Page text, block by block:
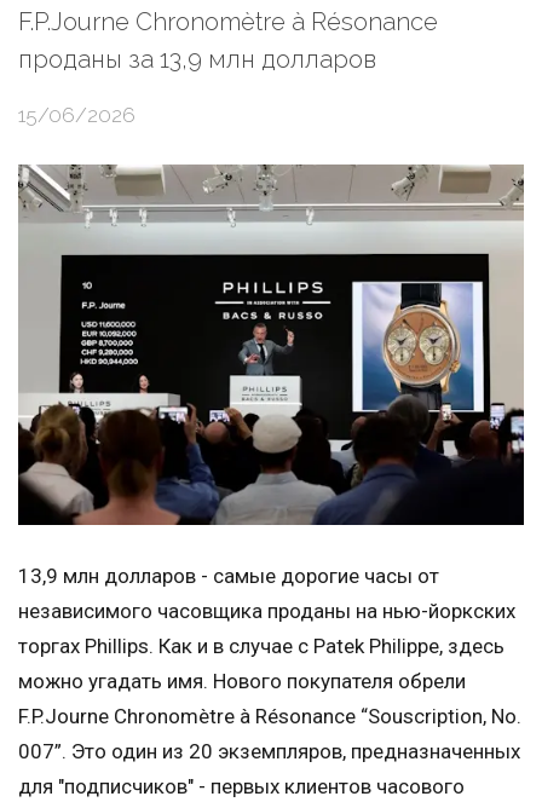
F.P.Journe Chronomètre à Résonance
проданы за 13,9 млн долларов
15/06/2026
13,9 млн долларов - самые дорогие часы от
независимого часовщика проданы на нью-йоркских
торгах Phillips. Как и в случае с Patek Philippe, здесь
можно угадать имя. Нового покупателя обрели
F.P.Journe Chronomètre à Résonance “Souscription, No.
007”. Это один из 20 экземпляров, предназначенных
для "подписчиков" - первых клиентов часового